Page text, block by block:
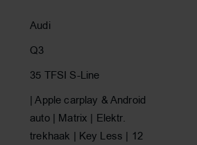
Audi
Q3
35 TFSI S-Line
| Apple carplay & Android
auto | Matrix | Elektr.
trekhaak | Key Less | 12